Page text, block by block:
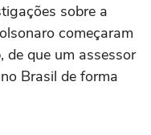
sobre a
começaram
, de que um assessor
Brasil de forma